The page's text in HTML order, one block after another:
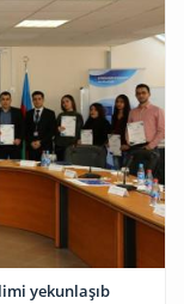
yekunlaşıb